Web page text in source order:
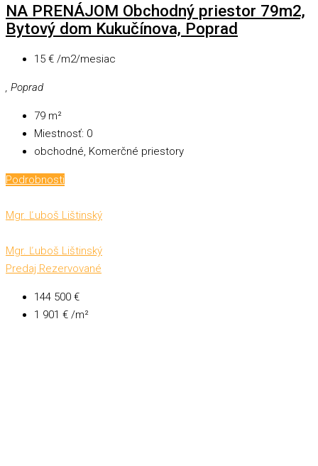
NA PRENÁJOM Obchodný priestor 79m2,
Bytový dom Kukučínova, Poprad
15 € /m2/mesiac
, Poprad
79 m²
Miestnosť: 0
obchodné, Komerčné priestory
Podrobnosti
Mgr. Ľuboš Lištinský
Mgr. Ľuboš Lištinský
Predaj Rezervované
144 500 €
1 901 € /m²